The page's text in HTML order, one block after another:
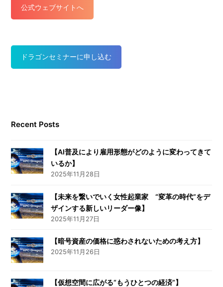
公式ウェブサイトへ
ドラゴンセミナーに申し込む
Recent Posts
【AI普及により雇用形態がどのように変わってきて
いるか】
2025年11月28日
【未来を繋いでいく女性起業家 “変革の時代”をデ
ザインする新しいリーダー像】
2025年11月27日
【暗号資産の価格に惑わされないための考え方】
2025年11月26日
【仮想空間に広がる“もうひとつの経済”】